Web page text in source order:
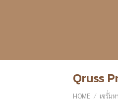
Qruss
HOME / เซรั่ม